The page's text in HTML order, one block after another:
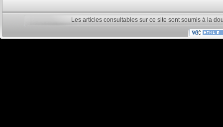
Les articles consultables sur ce site sont soumis à la